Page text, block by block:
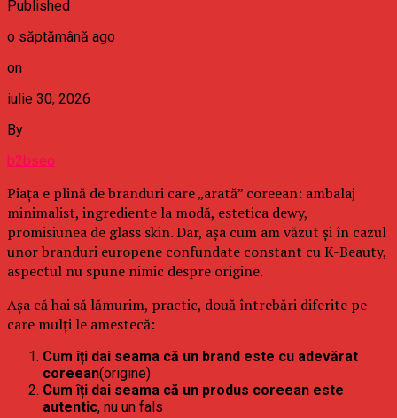
Published
o săptămână ago
on
iulie 30, 2026
By
b2bseo
Piața e plină de branduri care „arată” coreean: ambalaj
minimalist, ingrediente la modă, estetica dewy,
promisiunea de glass skin. Dar, așa cum am văzut și în cazul
unor branduri europene confundate constant cu K-Beauty,
aspectul nu spune nimic despre origine.
Așa că hai să lămurim, practic, două întrebări diferite pe
care mulți le amestecă:
Cum îți dai seama că un brand este cu adevărat
coreean(origine)
Cum îți dai seama că un produs coreean este
autentic, nu un fals